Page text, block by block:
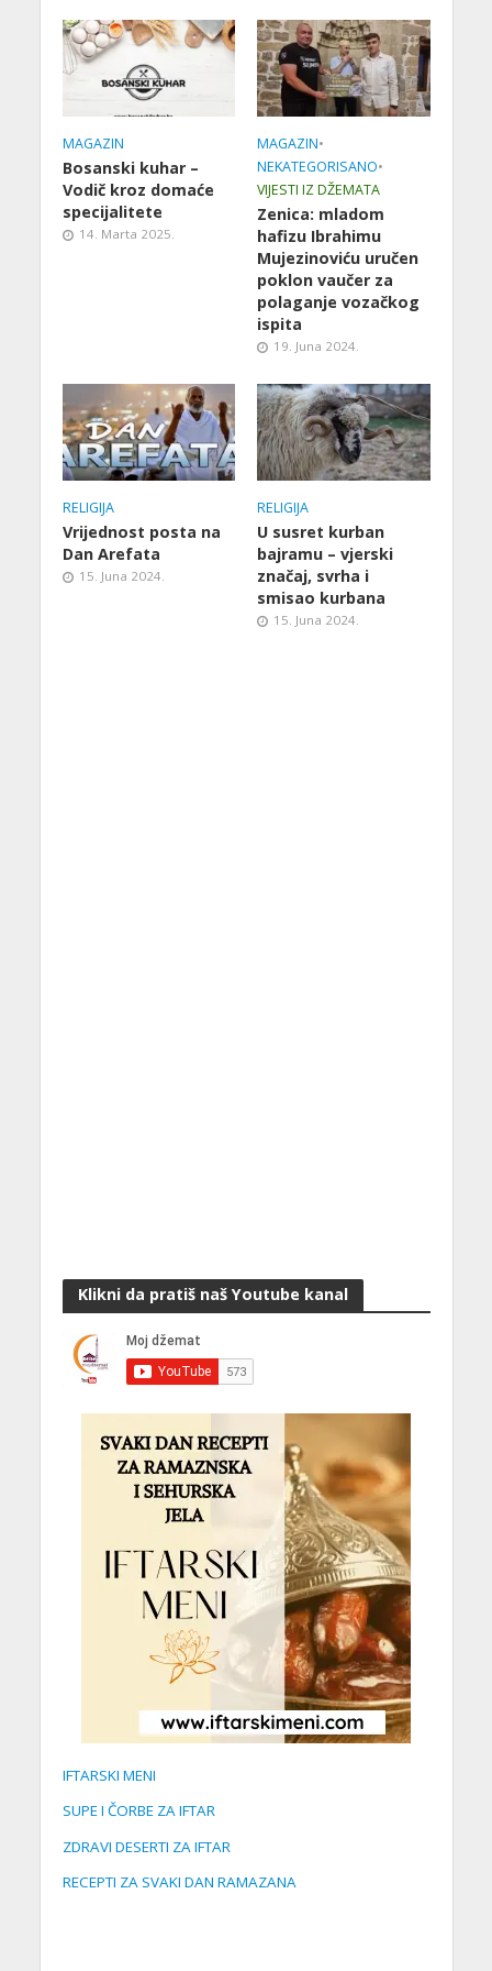
MAGAZIN
Bosanski kuhar –
Vodič kroz domaće
specijalitete
14. Marta 2025.
MAGAZIN•
NEKATEGORISANO•
VIJESTI IZ DŽEMATA
Zenica: mladom
hafizu Ibrahimu
Mujezinoviću uručen
poklon vaučer za
polaganje vozačkog
ispita
19. Juna 2024.
RELIGIJA
Vrijednost posta na
Dan Arefata
15. Juna 2024.
RELIGIJA
U susret kurban
bajramu – vjerski
značaj, svrha i
smisao kurbana
15. Juna 2024.
Klikni da pratiš naš Youtube kanal
IFTARSKI MENI
SUPE I ČORBE ZA IFTAR
ZDRAVI DESERTI ZA IFTAR
RECEPTI ZA SVAKI DAN RAMAZANA